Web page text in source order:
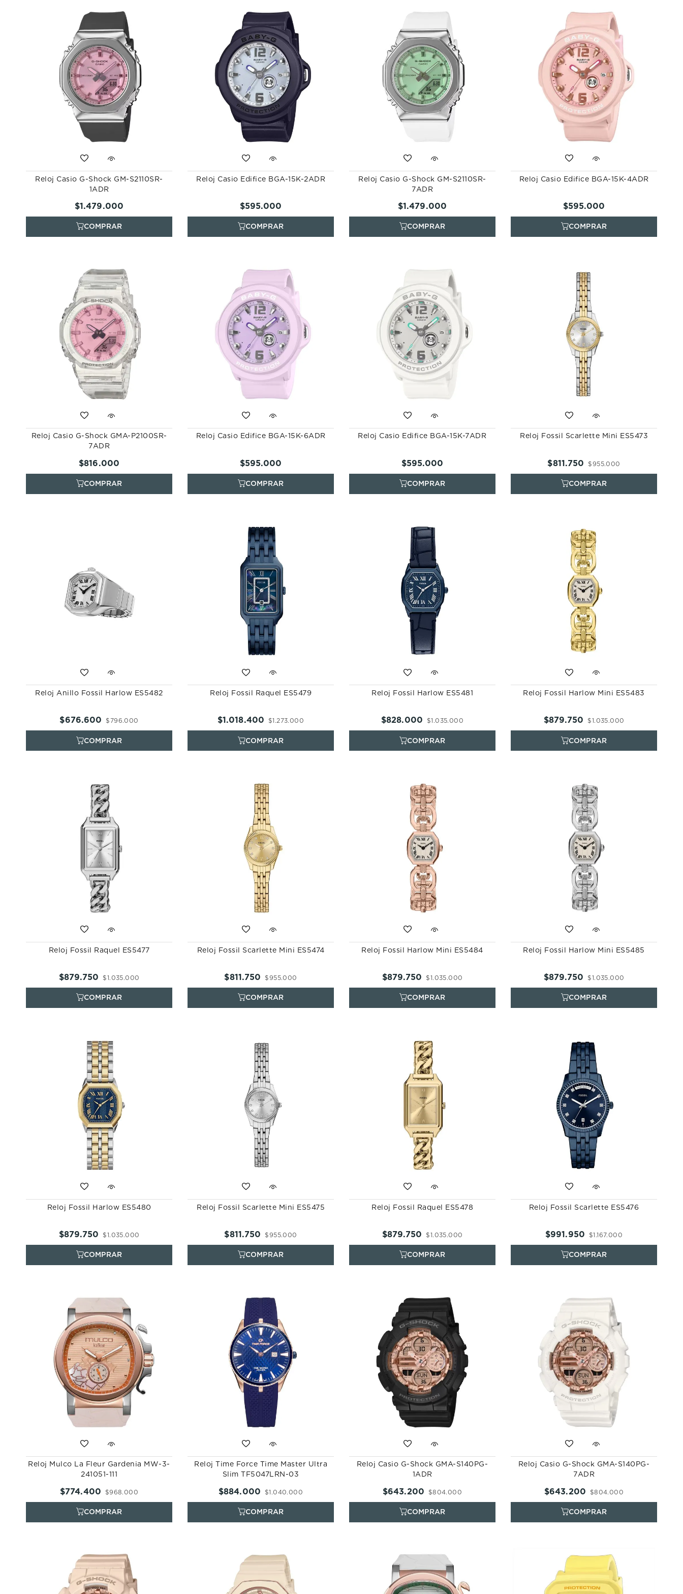
Reloj Casio G-Shock GM-S2110SR-
1ADR
$1.479.000
Reloj Casio Edifice BGA-15K-2ADR
$595.000
Reloj Casio G-Shock GM-S2110SR-
7ADR
$1.479.000
Reloj Casio Edifice BGA-15K-4ADR
$595.000
Reloj Casio G-Shock GMA-P2100SR-
7ADR
$816.000
Reloj Casio Edifice BGA-15K-6ADR
$595.000
Reloj Casio Edifice BGA-15K-7ADR
$595.000
Reloj Fossil Scarlette Mini ES5473
$955.000
$811.750
Reloj Anillo Fossil Harlow ES5482
$796.000
$676.600
Reloj Fossil Raquel ES5479
$1 .273.000
$1 .018.400
Reloj Fossil Harlow ES5481
$1 .035.000
$828.000
Reloj Fossil Harlow Mini ES5483
$1.035.000
$879.750
Reloj Fossil Raquel ES5477
$1.035.000
$879.750
Reloj Fossil Scarlette Mini ES5474
$955.000
$811.750
Reloj Fossil Harlow Mini ES5484
$1.035.000
$879.750
Reloj Fossil Harlow Mini ES5485
$1.035.000
$879.750
Reloj Fossil Harlow ES5480
$1.035.000
$879.750
Reloj Fossil Scarlette Mini ES5475
$955.000
$811.750
Reloj Fossil Raquel ES5478
$1.035.000
$879.750
Reloj Fossil Scarlette ES5476
$1 .167.000
$991.950
Reloj Mulco La Fleur Gardenia MW-3-
241051-111
$968.000
$774.400
Reloj Time Force Time Master Ultra
Slim TF5047LRN-03
$1 .040.000
$884.000
Reloj Casio G-Shock GMA-S140PG-
1ADR
$804.000
$643.200
Reloj Casio G-Shock GMA-S140PG-
7ADR
$804.000
$643.200